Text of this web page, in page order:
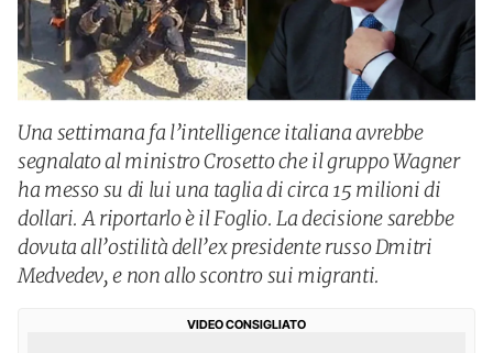
Una settimana fa l’intelligence italiana avrebbe
segnalato al ministro Crosetto che il gruppo Wagner
ha messo su di lui una taglia di circa 15 milioni di
dollari. A riportarlo è il Foglio. La decisione sarebbe
dovuta all’ostilità dell’ex presidente russo Dmitri
Medvedev, e non allo scontro sui migranti.
VIDEO CONSIGLIATO